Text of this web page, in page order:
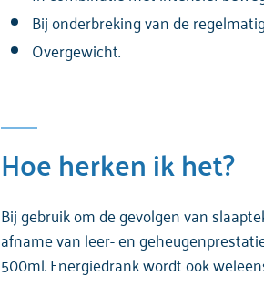
Bij onderbreking van de
Overgewicht.
Hoe herken ik het?
Bij gebruik om de gevolgen van
afname van leer- en
500ml. Energiedrank wordt ook